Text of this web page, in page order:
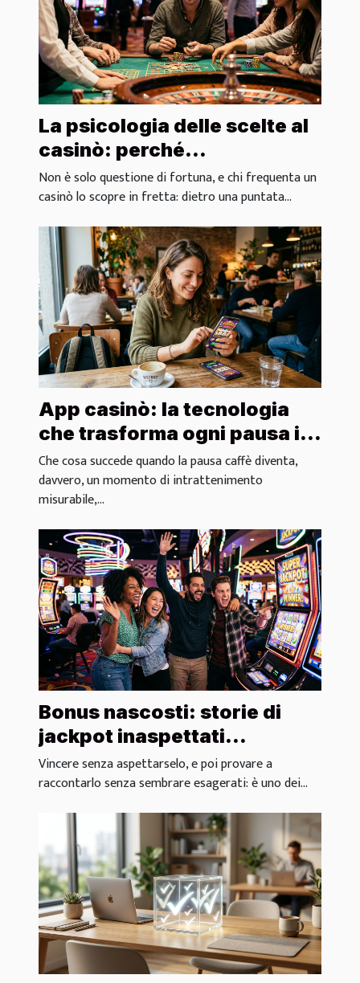
La psicologia delle scelte al
casinò: perché
scommettiamo ciò che
scommettiamo
Non è solo questione di fortuna, e chi frequenta un
casinò lo scopre in fretta: dietro una puntata...
App casinò: la tecnologia
che trasforma ogni pausa in
azione
Che cosa succede quando la pausa caffè diventa,
davvero, un momento di intrattenimento
misurabile,...
Bonus nascosti: storie di
jackpot inaspettati
raccontate dai giocatori
Vincere senza aspettarselo, e poi provare a
raccontarlo senza sembrare esagerati: è uno dei...